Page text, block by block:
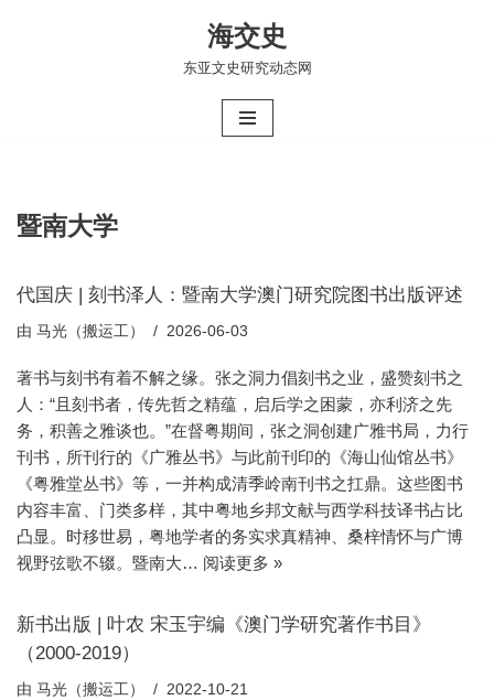
海交史
东亚文史研究动态网
暨南大学
代国庆 | 刻书泽人：暨南大学澳门研究院图书出版评述
由 马光（搬运工） 2026-06-03
著书与刻书有着不解之缘。张之洞力倡刻书之业，盛赞刻书之
人：“且刻书者，传先哲之精蕴，启后学之困蒙，亦利济之先
务，积善之雅谈也。”在督粤期间，张之洞创建广雅书局，力行
刊书，所刊行的《广雅丛书》与此前刊印的《海山仙馆丛书》
《粤雅堂丛书》等，一并构成清季岭南刊书之扛鼎。这些图书
内容丰富、门类多样，其中粤地乡邦文献与西学科技译书占比
凸显。时移世易，粤地学者的务实求真精神、桑梓情怀与广博
视野弦歌不辍。暨南大… 阅读更多 »
新书出版 | 叶农 宋玉宇编《澳门学研究著作书目》
（2000-2019）
由 马光（搬运工） 2022-10-21